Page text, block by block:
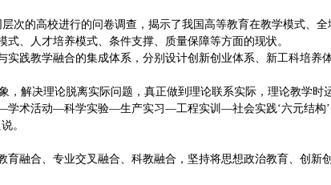
次的高校进行的问卷调查，揭示了我国高等教育在教学模式、全
、人才培养模式、条件支撑、质量保障等方面的现状。
践教学融合的集成体系，分别设计创新创业体系、新工科培养
，解决理论脱离实际问题，真正做到理论联系实际，理论教学时
学术活动—科学实验—生产实习—工程实训—社会实践‘六元结构
。
融合、专业交叉融合、科教融合，坚持将思想政治教育、创新